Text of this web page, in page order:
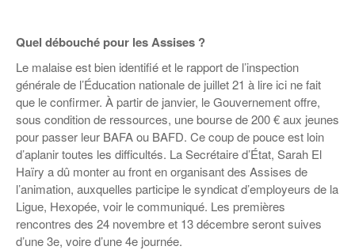
Quel débouché pour les Assises ?
Le malaise est bien identifié et le rapport de l’inspection
générale de l’Éducation nationale de juillet 21 à lire ici ne fait
que le confirmer. À partir de janvier, le Gouvernement offre,
sous condition de ressources, une bourse de 200 € aux jeunes
pour passer leur BAFA ou BAFD. Ce coup de pouce est loin
d’aplanir toutes les difficultés. La Secrétaire d’État, Sarah El
Haïry a dû monter au front en organisant des Assises de
l’animation, auxquelles participe le syndicat d’employeurs de la
Ligue, Hexopée, voir le communiqué. Les premières
rencontres des 24 novembre et 13 décembre seront suives
d’une 3e, voire d’une 4e journée.